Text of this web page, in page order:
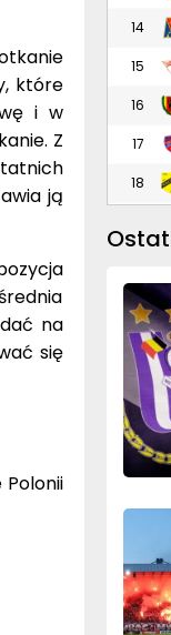
które
i w
Z
ją
na
się
14
15
16
17
18